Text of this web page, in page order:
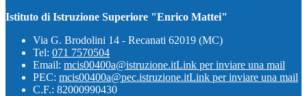
Istituto di Istruzione Superiore "Enrico Mattei"
Via G. Brodolini 14 - Recanati 62019 (MC)
Tel: 071 7570504
Email: mcis00400a@istruzione.itLink per inviare una mail
PEC: mcis00400a@pec.istruzione.itLink per inviare una mail
C.F.: 82000990430